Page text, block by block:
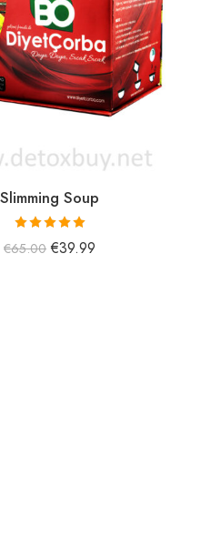
Slimming Soup
5 üzerinden
€65.00 €39.99